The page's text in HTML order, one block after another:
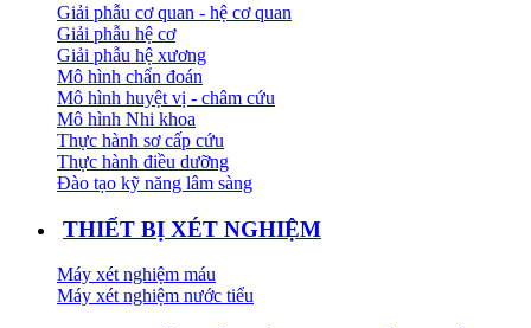
Giải phẫu cơ quan - hệ cơ quan
Giải phẫu hệ cơ
Giải phẫu hệ xương
Mô hình chẩn đoán
Mô hình huyệt vị - châm cứu
Mô hình Nhi khoa
Thực hành sơ cấp cứu
Thực hành điều dưỡng
Đào tạo kỹ năng lâm sàng
THIẾT BỊ XÉT NGHIỆM
Máy xét nghiệm máu
Máy xét nghiệm nước tiểu